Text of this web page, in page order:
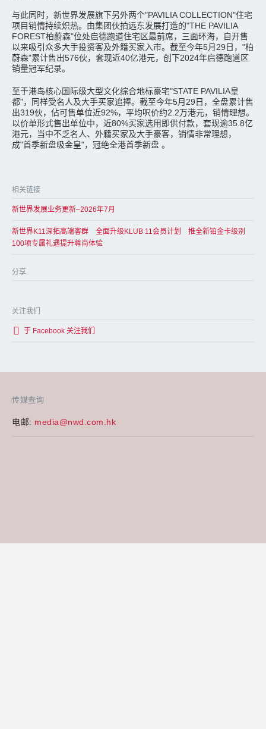
传媒查询
电邮: media@nwd.com.hk
与此同时，新世界发展旗下另外两个"PAVILIA COLLECTION"住宅
项目销情持续炽热。由集团伙拍远东发展打造的"THE PAVILIA
FOREST柏蔚森"位处启德跑道住宅区最前席，三面环海，自开售
以来吸引众多大手投资客及外籍买家入市。截至今年5月29日，"柏
蔚森"累计售出576伙，套现近40亿港元，创下2024年启德跑道区
销量冠军纪录。
至于港岛核心国际级大型文化综合地标豪宅"STATE PAVILIA皇
都"，同样受名人及大手买家追捧。截至今年5月29日，全盘累计售
出319伙，佔可售单位近92%，平均呎价约2.2万港元，销情理想。
以价单形式售出单位中，近80%买家选用即供付款，套现逾35.8亿
港元，当中不乏名人、外籍买家及大手豪客，销情非常理想，
成"首季新盘吸金皇"，冠绝全港首季新盘 。
相关链接
新世界发展业务更新–2026年7月
新世界K11深拓高端客群 全面升级KLUB 11会员计划 推全新铂金卡级别
100项专属礼遇提升尊尚体验
分享
关注我们
于 Facebook 关注我们